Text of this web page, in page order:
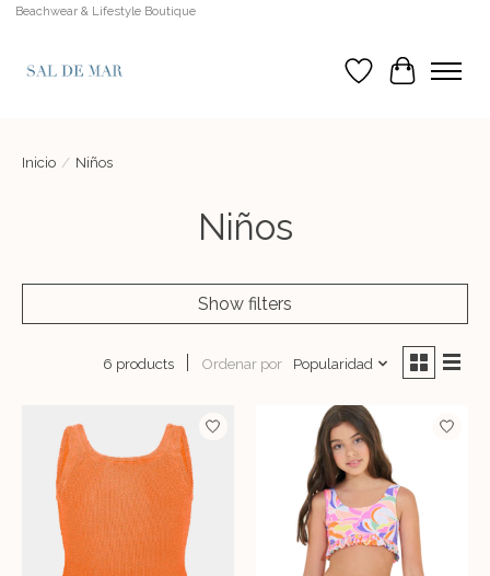
Beachwear & Lifestyle Boutique
Lista de deseos
Cesta
Inicio / Niños
Niños
Show filters
6 products Ordenar por Popularidad